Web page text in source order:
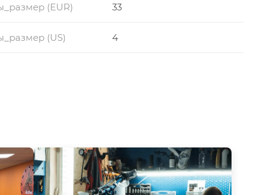
(EUR) 33
(US) 4